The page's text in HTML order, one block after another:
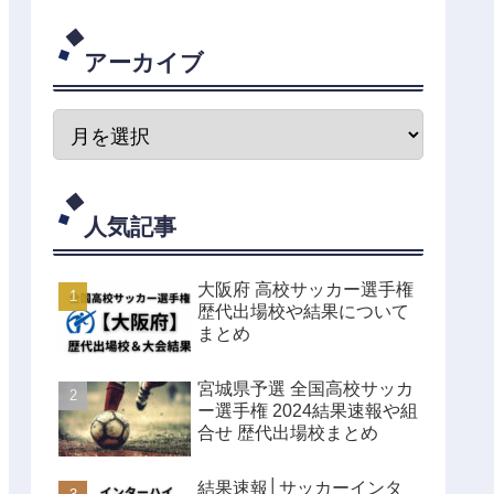
アーカイブ
人気記事
大阪府 高校サッカー選手権
歴代出場校や結果について
まとめ
宮城県予選 全国高校サッカ
ー選手権 2024結果速報や組
合せ 歴代出場校まとめ
結果速報│サッカーインタ